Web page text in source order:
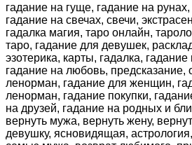
гадание на гуще, гадание на
гадание на свечах, свечи,
гадалка магия, таро онлайн,
таро, гадание для девушек,
эзотерика, карты, гадалка,
гадание на любовь, предсказание,
ленорман, гадание для женщин,
ленорман, гадание покупки,
на друзей, гадание на родных и
вернуть мужа, вернуть жену,
девушку, ясновидящая,